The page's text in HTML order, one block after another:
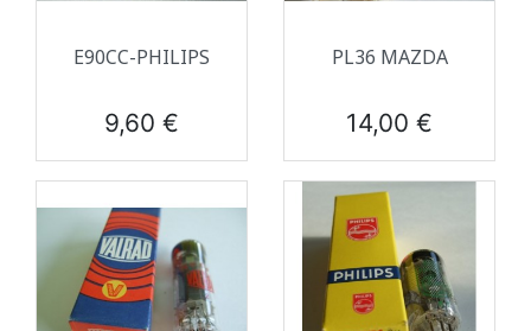
E90CC-PHILIPS
Prix
9,60 €
PL36 MAZDA
Prix
14,00 €